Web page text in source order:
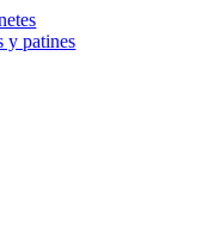
y patines